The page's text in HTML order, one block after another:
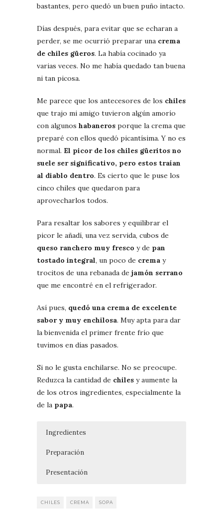
bastantes, pero quedó un buen puño intacto.
Días después, para evitar que se echaran a
perder, se me ocurrió preparar una crema
de chiles güeros. La había cocinado ya
varias veces. No me había quedado tan buena
ni tan picosa.
Me parece que los antecesores de los chiles
que trajo mi amigo tuvieron algún amorío
con algunos habaneros porque la crema que
preparé con ellos quedó picantísima. Y no es
normal. El picor de los chiles güeritos no
suele ser significativo, pero estos traían
al diablo dentro. Es cierto que le puse los
cinco chiles que quedaron para
aprovecharlos todos.
Para resaltar los sabores y equilibrar el
picor le añadí, una vez servida, cubos de
queso ranchero muy fresco y de pan
tostado integral, un poco de crema y
trocitos de una rebanada de jamón serrano
que me encontré en el refrigerador.
Así pues, quedó una crema de excelente
sabor y muy enchilosa. Muy apta para dar
la bienvenida el primer frente frío que
tuvimos en días pasados.
Si no le gusta enchilarse. No se preocupe.
Reduzca la cantidad de chiles y aumente la
de los otros ingredientes, especialmente la
de la papa.
Ingredientes
Preparación
Presentación
1 jitomate
flama de la estufa.
fresco y de pan tostado
CHILES CREMA SOPA